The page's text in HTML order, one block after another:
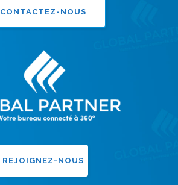
CONTACTEZ-NOUS
REJOIGNEZ-NOUS